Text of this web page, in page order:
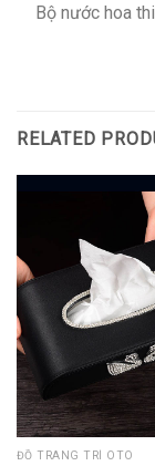
Bộ nước hoa
RELATED
ĐỒ TRANG TRÍ OTO